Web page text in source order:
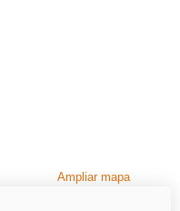
Ampliar mapa